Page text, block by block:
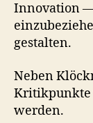
Innovation
gestalten.
Neben
Kritikpunkte
werden.